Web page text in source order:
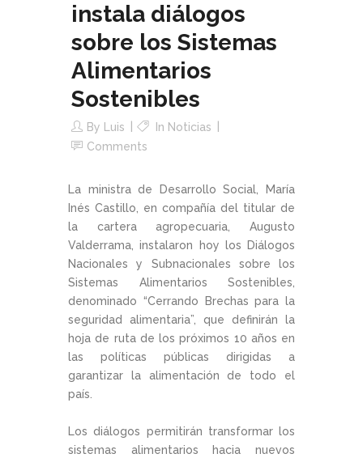
instala diálogos
sobre los Sistemas
Alimentarios
Sostenibles
By Luis In Noticias
Comments
La ministra de Desarrollo Social, María
Inés Castillo, en compañía del titular de
la cartera agropecuaria, Augusto
Valderrama, instalaron hoy los Diálogos
Nacionales y Subnacionales sobre los
Sistemas Alimentarios Sostenibles,
denominado “Cerrando Brechas para la
seguridad alimentaria”, que definirán la
hoja de ruta de los próximos 10 años en
las políticas públicas dirigidas a
garantizar la alimentación de todo el
país.
Los diálogos permitirán transformar los
sistemas alimentarios hacia nuevos